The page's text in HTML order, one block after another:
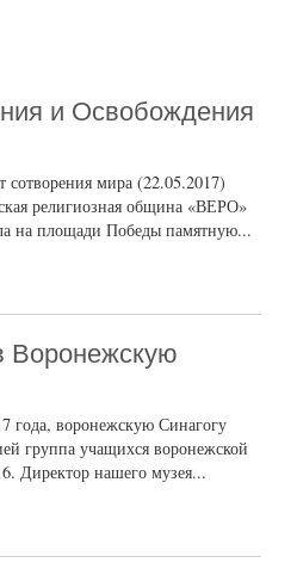
и Освобождения
сотворения мира (22.05.2017)
религиозная община «ВЕРО»
на площади Победы памятную...
Воронежскую
года, воронежскую Синагогу
группа учащихся воронежской
Директор нашего музея...